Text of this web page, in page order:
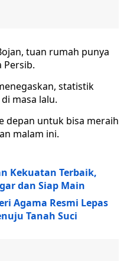
tuan rumah punya
Persib.
statistik
masa lalu.
depan untuk bisa meraih
malam ini.
Kekuatan Terbaik,
dan Siap Main
Agama Resmi Lepas
Tanah Suci